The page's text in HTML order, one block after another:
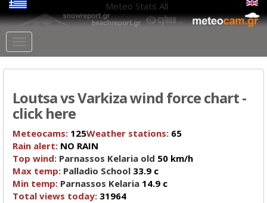
Meteo Stats All
Loutsa vs Varkiza wind force chart -
click here
Meteocams: 125Weather stations: 65
Rain alert: NO RAIN
Top wind: Parnassos Kelaria old 50 km/h
Max temp: Palladio School 33.9 c
Min temp: Parnassos Kelaria 14.9 c
Total views today: 31964